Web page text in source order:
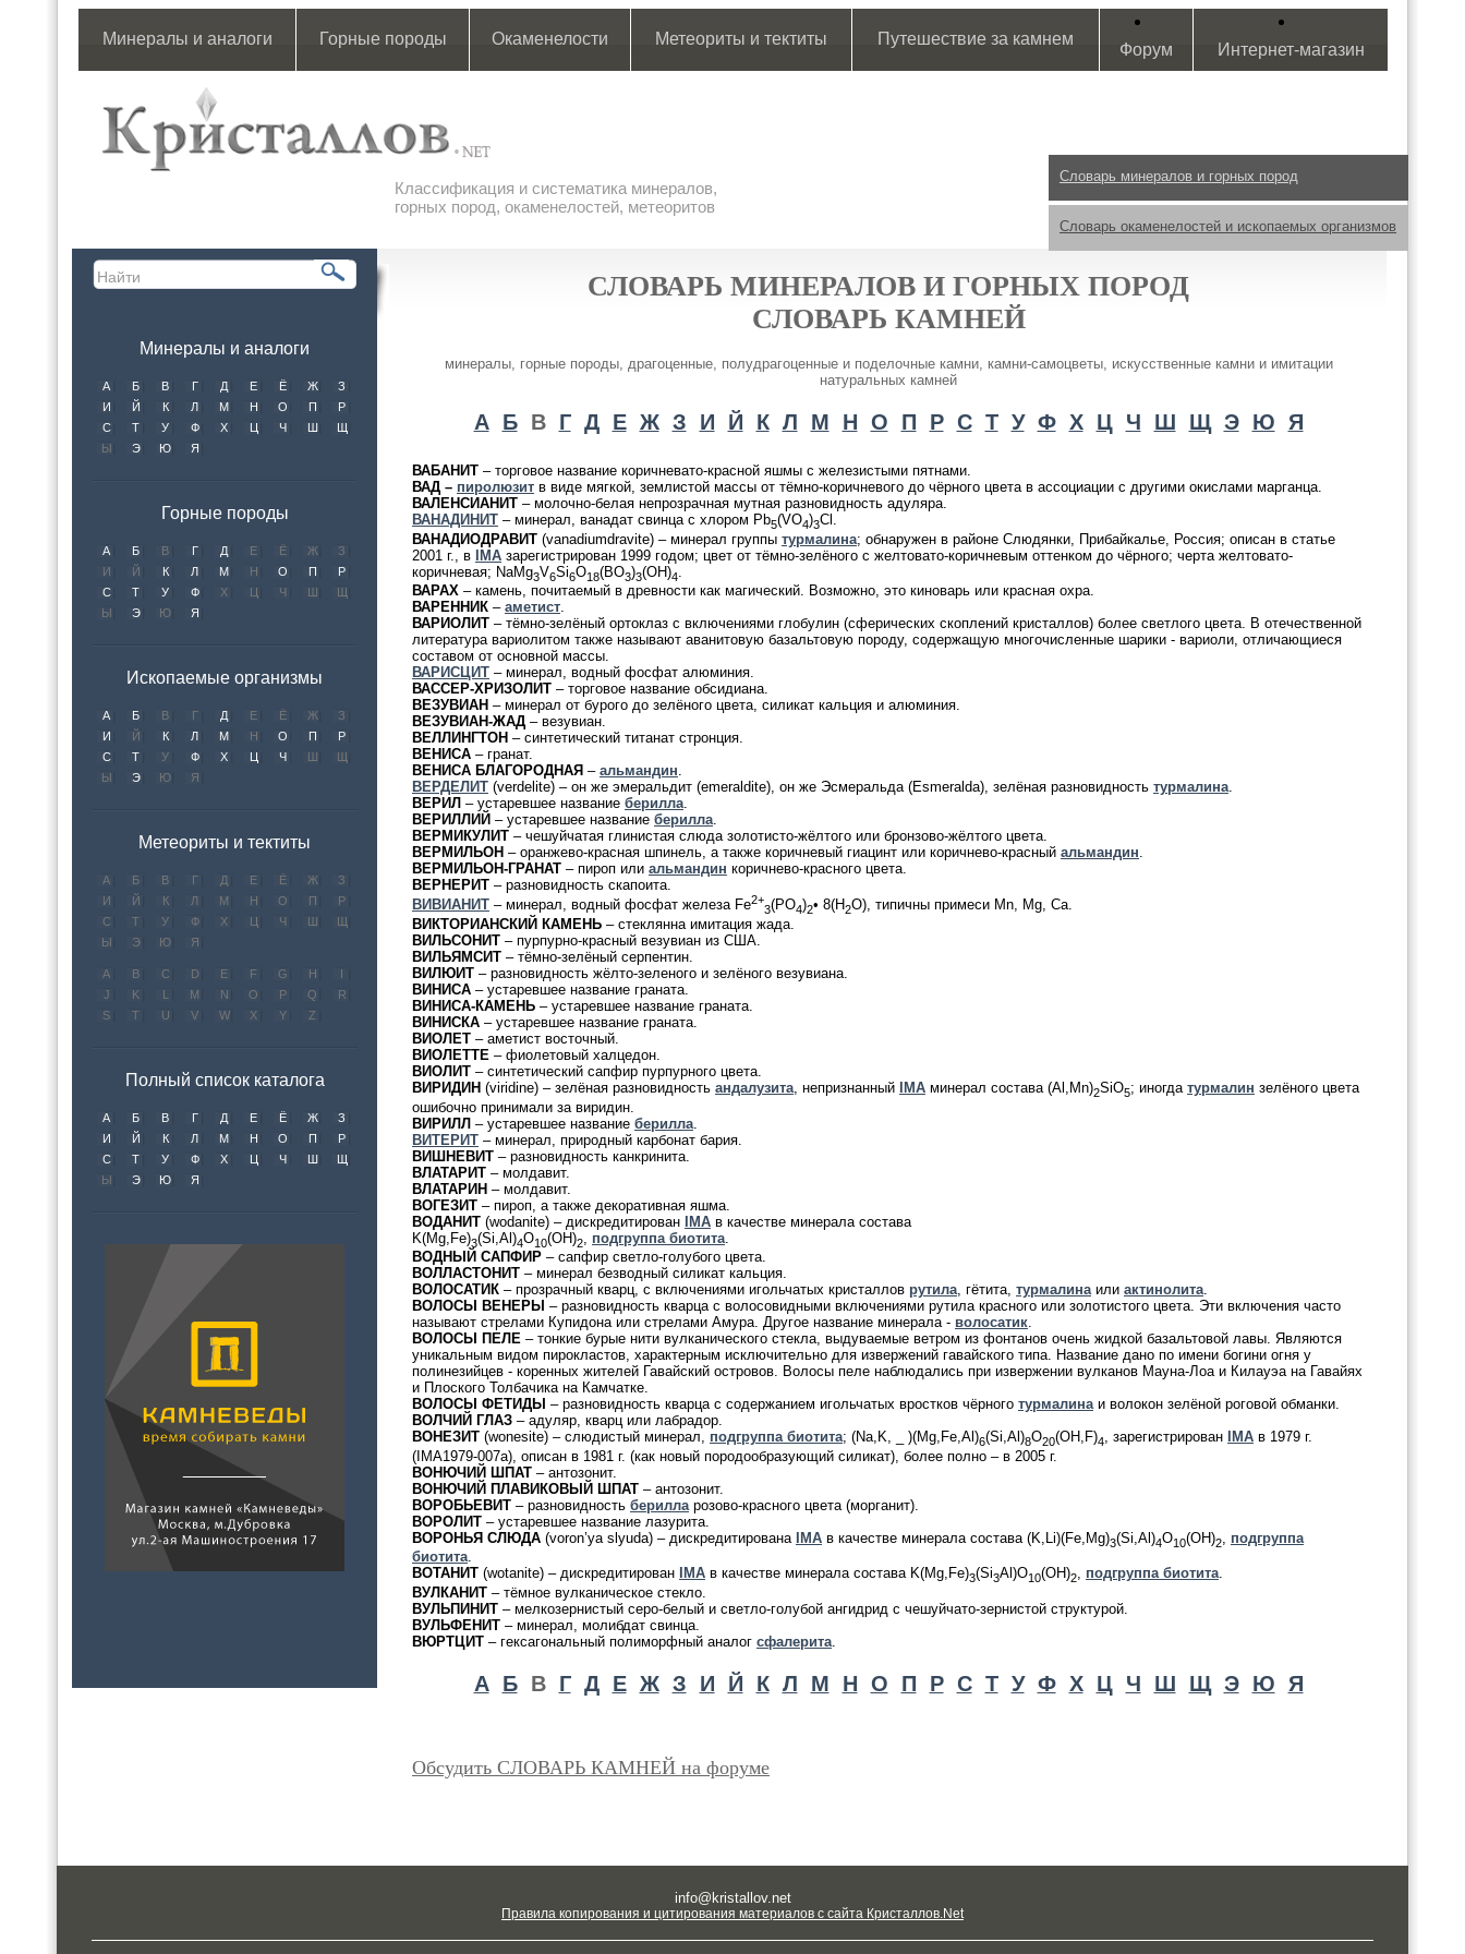
Минералы и аналоги Горные породы Окаменелости Метеориты и тектиты Путешествие за камнем
Форум Интернет-магазин
Классификация и систематика минералов,
горных пород, окаменелостей, метеоритов
Словарь минералов и горных пород
Словарь окаменелостей и ископаемых организмов
Минералы и аналоги
А Б В Г Д Е Ё Ж
З
И
Й К Л М Н О П
Р
С
Т У Ф Х Ц Ч Ш
Щ
Ы
Э Ю Я
Горные породы
А Б В Г Д Е Ё Ж
З
И
Й К Л М Н О П
Р
С
Т У Ф Х Ц Ч Ш
Щ
Ы
Э Ю Я
Ископаемые организмы
А Б В Г Д Е Ё Ж
З
И
Й К Л М Н О П
Р
С
Т У Ф Х Ц Ч Ш
Щ
Ы
Э Ю Я
Метеориты и тектиты
А Б В Г Д Е Ё Ж
З
И
Й К Л М Н О П
Р
С
Т У Ф Х Ц Ч Ш
Щ
Ы
Э Ю Я
A B C D E F G H
I
J
K L M N O P Q
R
S
T U V W X Y Z
Полный список каталога
А Б В Г Д Е Ё Ж
З
И
Й К Л М Н О П
Р
С
Т У Ф Х Ц Ч Ш
Щ
Ы
Э Ю Я
СЛОВАРЬ МИНЕРАЛОВ И ГОРНЫХ ПОРОД
СЛОВАРЬ КАМНЕЙ
минералы, горные породы, драгоценные, полудрагоценные и поделочные камни, камни-самоцветы, искусственные камни и имитации
натуральных камней
А БВ Г Д Е Ж З И Й К Л М Н О П Р С Т У Ф Х Ц Ч Ш Щ Э Ю Я
ВАБАНИТ – торговое название коричневато-красной яшмы с железистыми пятнами.
ВАД – пиролюзит в виде мягкой, землистой массы от тёмно-коричневого до чёрного цвета в ассоциации с другими окислами марганца.
ВАЛЕНСИАНИТ – молочно-белая непрозрачная мутная разновидность адуляра.
ВАНАДИНИТ – минерал, ванадат свинца с хлором Pb5(VO4)3Cl.
ВАНАДИОДРАВИТ (vanadiumdravite) – минерал группы турмалина; обнаружен в районе Слюдянки, Прибайкалье, Россия; описан в статье
2001 г., в IMA зарегистрирован 1999 годом; цвет от тёмно-зелёного с желтовато-коричневым оттенком до чёрного; черта желтовато-
коричневая; NaMg3V6Si6O18(BO3)3(OH)4
ВАРАХ – камень, почитаемый в древности как магический. Возможно, это киноварь или красная охра.
ВАРЕННИК – аметист.
ВАРИОЛИТ – тёмно-зелёный ортоклаз с включениями глобулин (сферических скоплений кристаллов) более светлого цвета. В отечественной
литература вариолитом также называют аванитовую базальтовую породу, содержащую многочисленные шарики - вариоли, отличающиеся
составом от основной массы.
ВАРИСЦИТ – минерал, водный фосфат алюминия.
ВАССЕР-ХРИЗОЛИТ – торговое название обсидиана.
ВЕЗУВИАН – минерал от бурого до зелёного цвета, силикат кальция и алюминия.
ВЕЗУВИАН-ЖАД – везувиан.
ВЕЛЛИНГТОН – синтетический титанат стронция.
ВЕНИСА – гранат.
ВЕНИСА БЛАГОРОДНАЯ – альмандин.
ВЕРДЕЛИТ (verdelite) – он же эмеральдит (emeraldite), он же Эсмеральда (Esmeralda), зелёная разновидность турмалина.
ВЕРИЛ – устаревшее название берилла.
ВЕРИЛЛИЙ – устаревшее название берилла.
ВЕРМИКУЛИТ – чешуйчатая глинистая слюда золотисто-жёлтого или бронзово-жёлтого цвета.
ВЕРМИЛЬОН – оранжево-красная шпинель, а также коричневый гиацинт или коричнево-красный альмандин.
ВЕРМИЛЬОН-ГРАНАТ – пироп или альмандин коричнево-красного цвета.
ВЕРНЕРИТ – разновидность скапоита.
ВИВИАНИТ – минерал, водный фосфат железа Fe2+
3(PO4)2• 8(H2O), типичны примеси Mn, Mg, Ca.
ВИКТОРИАНСКИЙ КАМЕНЬ – стеклянна имитация жада.
ВИЛЬСОНИТ – пурпурно-красный везувиан из США.
ВИЛЬЯМСИТ – тёмно-зелёный серпентин.
ВИЛЮИТ – разновидность жёлто-зеленого и зелёного везувиана.
ВИНИСА – устаревшее название граната.
ВИНИСА-КАМЕНЬ – устаревшее название граната.
ВИНИСКА – устаревшее название граната.
ВИОЛЕТ – аметист восточный.
ВИОЛЕТТЕ – фиолетовый халцедон.
ВИОЛИТ – синтетический сапфир пурпурного цвета.
ВИРИДИН (viridine) – зелёная разновидность андалузита, непризнанный IMA минерал состава (Al,Mn)2SiO5; иногда турмалин зелёного цвета
ошибочно принимали за виридин.
ВИРИЛЛ – устаревшее название берилла
ВИТЕРИТ – минерал, природный карбонат бария.
ВИШНЕВИТ – разновидность канкринита.
ВЛАТАРИТ – молдавит.
ВЛАТАРИН – молдавит.
ВОГЕЗИТ – пироп, а также декоративная яшма.
ВОДАНИТ (wodanite) – дискредитирован IMA в качестве минерала состава
K(Mg,Fe)3(Si,Al)4O10(OH)2 подгруппа биотита
ВОДНЫЙ САПФИР – сапфир светло-голубого цвета.
ВОЛЛАСТОНИТ – минерал безводный силикат кальция.
ВОЛОСАТИК – прозрачный кварц, с включениями игольчатых кристаллов рутила, гётита, турмалинаили актинолита.
ВОЛОСЫ ВЕНЕРЫ – разновидность кварца с волосовидными включениями рутила красного или золотистого цвета. Эти включения часто
называют стрелами Купидона или стрелами Амура. Другое название минерала - волосатик.
ВОЛОСЫ ПЕЛЕ – тонкие бурые нити вулканического стекла, выдуваемые ветром из фонтанов очень жидкой базальтовой лавы. Являются
уникальным видом пирокластов, характерным исключительно для извержений гавайского типа. Название дано по имени богини огня у
полинезийцев - коренных жителей Гавайский островов. Волосы пеле наблюдались при извержении вулканов Мауна-Лоа и Килауэа на Гавайях
и Плоского Толбачика на Камчатке.
ВОЛОСЫ ФЕТИДЫ – разновидность кварца с содержанием игольчатых вростков чёрного турмалинаи волокон зелёной роговой обманки.
ВОЛЧИЙ ГЛАЗ – адуляр, кварц или лабрадор.
ВОНЕЗИТ (wonesite) – слюдистый минерал, подгруппа биотита; (Na,K, _ )(Mg,Fe,Al)6(Si,Al)8O20(OH,F)4, зарегистрирован IMA в 1979 г.
(IMA1979-007а), описан в 1981 г. (как новый породообразующий силикат), более полно – в 2005 г.
ВОНЮЧИЙ ШПАТ – антозонит.
ВОНЮЧИЙ ПЛАВИКОВЫЙ ШПАТ – антозонит.
ВОРОБЬЕВИТ – разновидность берилла розово-красного цвета (морганит).
ВОРОЛИТ – устаревшее название лазурита.
ВОРОНЬЯ СЛЮДА (voron’ya slyuda) – дискредитирована IMA в качестве минерала состава (K,Li)(Fe,Mg)3(Si,Al)4O10(OH)2
подгруппа
биотита.
ВОТАНИТ (wotanite) – дискредитирован IMA в качестве минерала состава K(Mg,Fe)3(Si3Al)O10(OH)2, подгруппа биотита.
ВУЛКАНИТ – тёмное вулканическое стекло.
ВУЛЬПИНИТ – мелкозернистый серо-белый и светло-голубой ангидрид с чешуйчато-зернистой структурой.
ВУЛЬФЕНИТ – минерал, молибдат свинца.
ВЮРТЦИТ – гексагональный полиморфный аналог сфалерита.
А БВ Г Д Е Ж З И Й К Л М Н О П Р С Т У Ф Х Ц Ч Ш Щ Э Ю Я
Обсудить СЛОВАРЬ КАМНЕЙ на форуме
info@kristallov.net
Правила копирования и цитирования материалов с сайта Кристаллов.Net